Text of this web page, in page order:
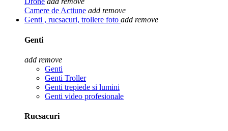
Camere de Actiune add remove
Genti , rucsacuri, trollere foto add remove
Genti
add remove
Genti
Genti Troller
Genti trepiede si lumini
Genti video profesionale
Rucsacuri